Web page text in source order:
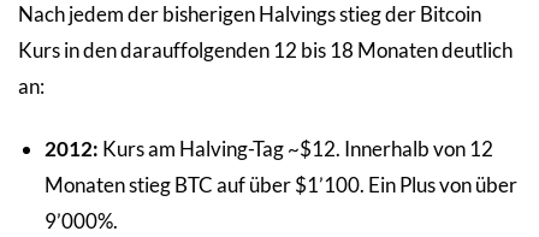
Nach jedem der bisherigen Halvings stieg der Bitcoin
Kurs in den darauffolgenden 12 bis 18 Monaten deutlich
an:
2012: Kurs am Halving-Tag ~$12. Innerhalb von 12
Monaten stieg BTC auf über $1’100. Ein Plus von über
9’000%.